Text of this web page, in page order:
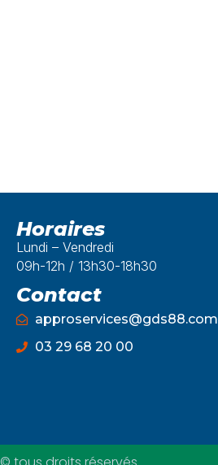
Horaires
Lundi – Vendredi
09h-12h / 13h30-18h30
Contact
approservices@gds88.com
03 29 68 20 00